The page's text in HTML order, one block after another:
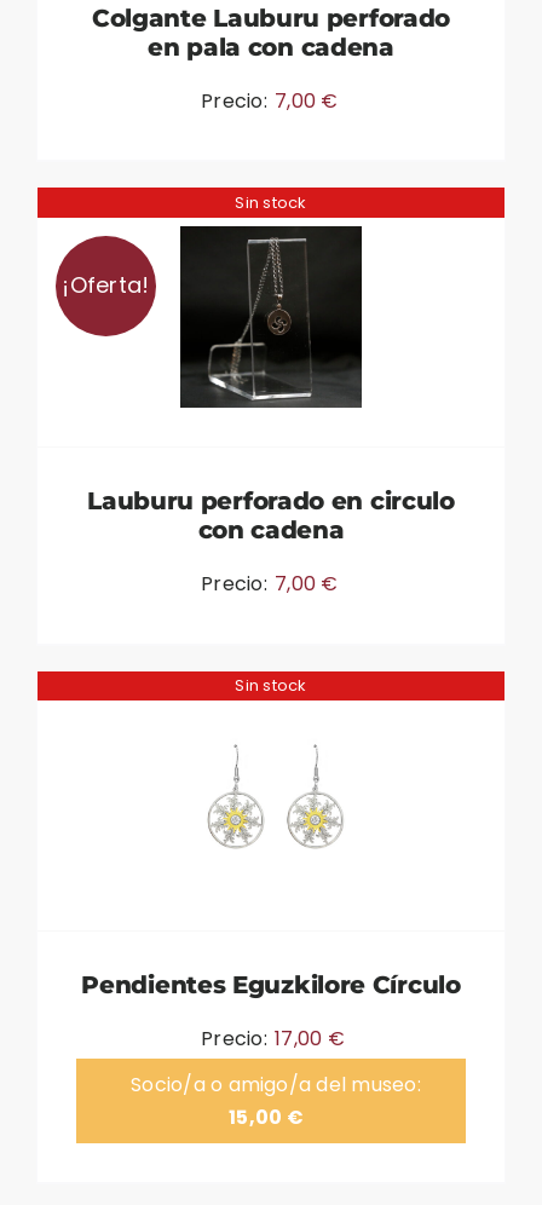
Colgante Lauburu perforado
en pala con cadena
Precio: 7,00 €
Sin stock
¡Oferta!
Lauburu perforado en circulo
con cadena
Precio: 7,00 €
Sin stock
Pendientes Eguzkilore Círculo
Precio: 17,00 €
Socio/a o amigo/a del museo:
15,00 €